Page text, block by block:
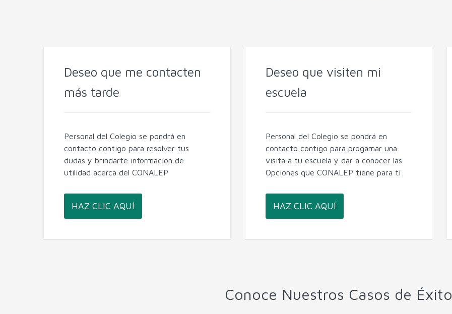
Deseo que me contacten
más tarde
Personal del Colegio se pondrá en
contacto contigo para resolver tus
dudas y brindarte información de
utilidad acerca del CONALEP
HAZ CLIC AQUÍ
Deseo que visiten mi
escuela
Personal del Colegio se pondrá en
contacto contigo para progamar una
visita a tu escuela y dar a conocer las
Opciones que CONALEP tiene para tí
HAZ CLIC AQUÍ
Conoce Nuestros Casos de Éxito